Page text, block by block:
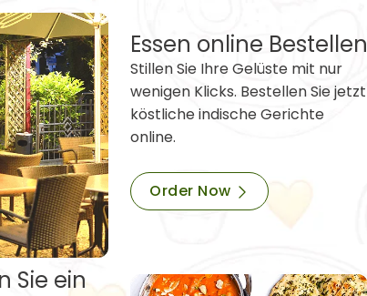
Essen online Bestellen
Stillen Sie Ihre Gelüste mit nur
wenigen Klicks. Bestellen Sie jetzt
köstliche indische Gerichte
online.
Order Now
Sie ein